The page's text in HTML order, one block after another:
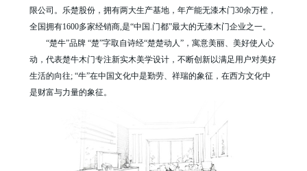
限公司。乐楚股份，拥有两大生产基地，年产能无漆木门30余万樘，
全国拥有1600多家经销商,是“中国.门都”最大的无漆木门企业之一。
“楚牛”品牌 “楚”字取自诗经“楚楚动人”，寓意美丽、美好使人心
动，代表楚牛木门专注新实木美学设计，不断创新以满足用户对美好
生活的向往; “牛”在中国文化中是勤劳、祥瑞的象征，在西方文化中
是财富与力量的象征。